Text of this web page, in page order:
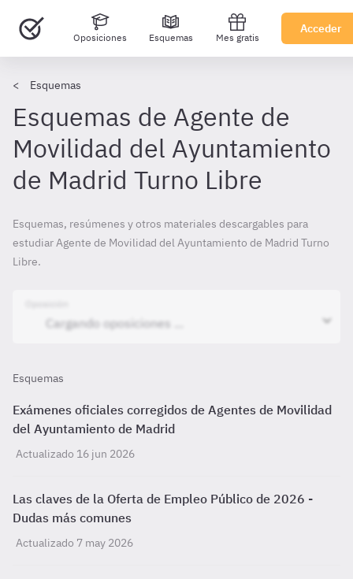
Oposiciones Esquemas Mes gratis
Acceder
Esquemas
Esquemas de Agente de
Movilidad del Ayuntamiento
de Madrid Turno Libre
Esquemas, resúmenes y otros materiales descargables para
estudiar Agente de Movilidad del Ayuntamiento de Madrid Turno
Libre.
Esquemas
Exámenes oficiales corregidos de Agentes de Movilidad
del Ayuntamiento de Madrid
Actualizado 16 jun 2026
Las claves de la Oferta de Empleo Público de 2026 -
Dudas más comunes
Actualizado 7 may 2026